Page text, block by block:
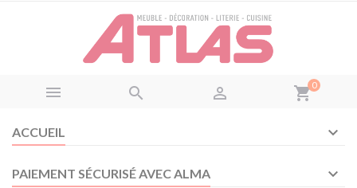
   shopping_cart0
ACCUEIL
PAIEMENT SÉCURISÉ AVEC ALMA